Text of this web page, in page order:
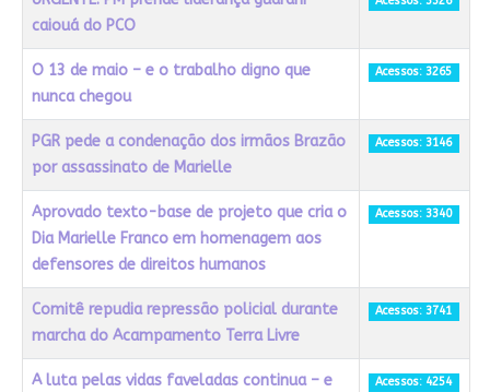
caiouá do PCO
O 13 de maio – e o trabalho digno que
nunca chegou
Acessos: 3265
PGR pede a condenação dos irmãos Brazão
por assassinato de Marielle
Acessos: 3146
Aprovado texto-base de projeto que cria o
Dia Marielle Franco em homenagem aos
defensores de direitos humanos
Acessos: 3340
Comitê repudia repressão policial durante
marcha do Acampamento Terra Livre
Acessos: 3741
A luta pelas vidas faveladas continua – e
Acessos: 4254